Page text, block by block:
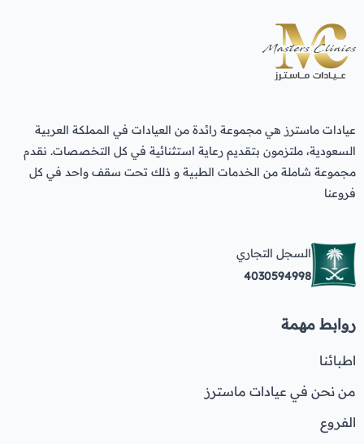
عيادات ماسترز هي مجموعة رائدة من العيادات في المملكة العربية
السعودية، ملتزمون بتقديم رعاية استثنائية في كل التخصصات. نقدم
مجموعة شاملة من الخدمات الطبية و ذلك تحت سقف واحد في كل
فروعنا
السجل التجاري
4030594998
روابط مهمة
اطبائنا
من نحن في عيادات ماسترز
الفروع